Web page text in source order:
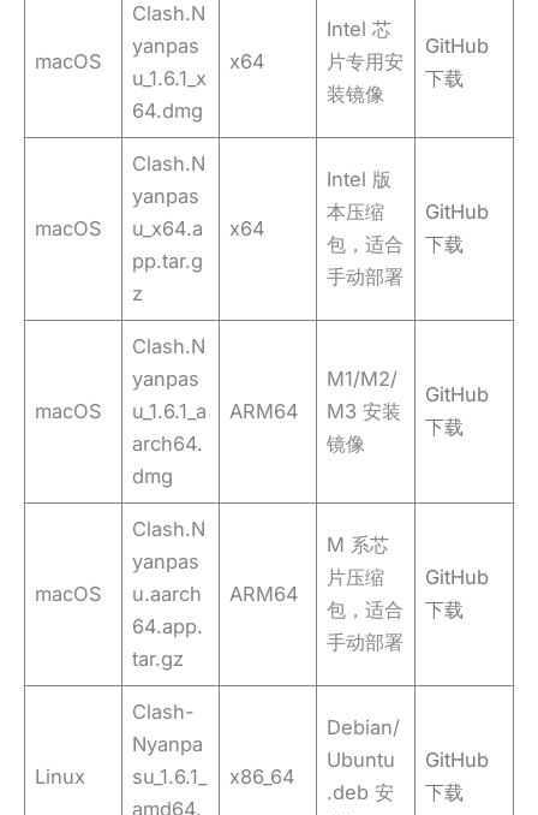
macOS
Clash.N
yanpas
u_1.6.1_x
64.dmg
x64
Intel 芯
片专用安
装镜像
GitHub
下载
macOS
Clash.N
yanpas
u_x64.a
pp.tar.g
z
x64
Intel 版
本压缩
包，适合
手动部署
GitHub
下载
macOS
Clash.N
yanpas
u_1.6.1_a
arch64.
dmg
ARM64
M1/M2/
M3 安装
镜像
GitHub
下载
macOS
Clash.N
yanpas
u.aarch
64.app.
tar.gz
ARM64
M 系芯
片压缩
包，适合
手动部署
GitHub
下载
Linux
Clash-
Nyanpa
su_1.6.1_
amd64.
x86_64
Debian/
Ubuntu
.deb 安
GitHub
下载